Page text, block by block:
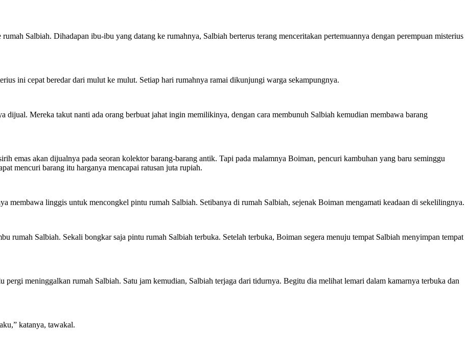
Salbiah. Dihadapan ibu-ibu yang datang ke rumahnya, Salbiah berterus terang menceritakan pertemuannya dengan perempuan misterius
ini cepat beredar dari mulut ke mulut. Setiap hari rumahnya ramai dikunjungi warga sekampungnya.
dijual. Mereka takut nanti ada orang berbuat jahat ingin memilikinya, dengan cara membunuh Salbiah kemudian membawa barang
emas akan dijualnya pada seoran kolektor barang-barang antik. Tapi pada malamnya Boiman, pencuri kambuhan yang baru seminggu
mencuri barang itu harganya mencapai ratusan juta rupiah.
membawa linggis untuk mencongkel pintu rumah Salbiah. Setibanya di rumah Salbiah, sejenak Boiman mengamati keadaan di sekelilingnya.
rumah Salbiah. Sekali bongkar saja pintu rumah Salbiah terbuka. Setelah terbuka, Boiman segera menuju tempat Salbiah menyimpan tempat
pergi meninggalkan rumah Salbiah. Satu jam kemudian, Salbiah terjaga dari tidurnya. Begitu dia melihat lemari dalam kamarnya terbuka dan
katanya, tawakal.